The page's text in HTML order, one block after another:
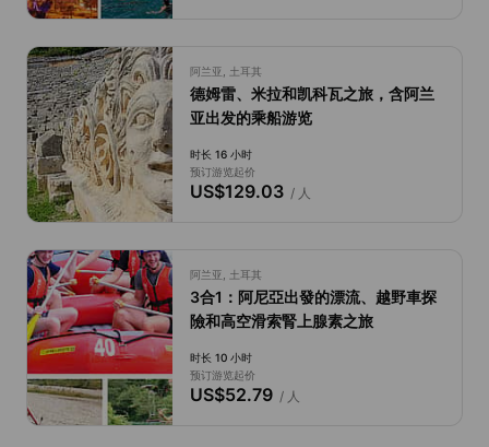
阿兰亚, 土耳其
德姆雷、米拉和凯科瓦之旅，含阿兰
亚出发的乘船游览
时长 16 小时
预订游览起价
US$129.03/ 人
阿兰亚, 土耳其
3合1：阿尼亞出發的漂流、越野車探
險和高空滑索腎上腺素之旅
时长 10 小时
预订游览起价
US$52.79/ 人